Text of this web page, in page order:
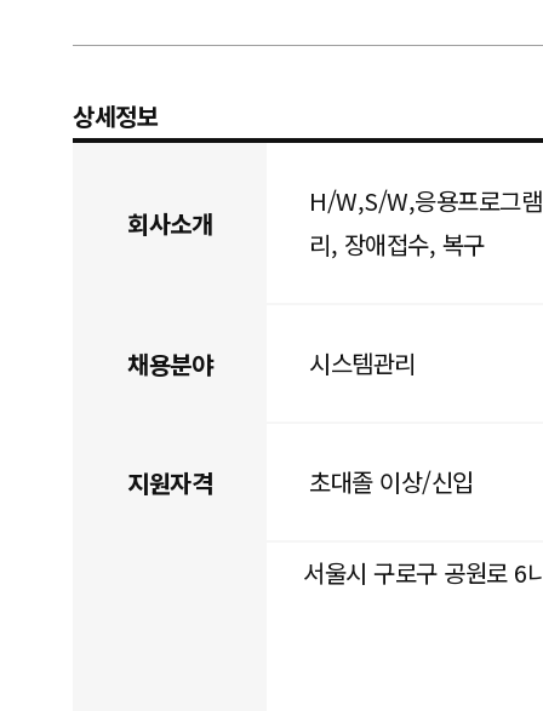
상세정보
회사소개
H/W,S/W,응용프로그
리, 장애접수, 복구
채용분야 시스템관리
지원자격 초대졸 이상/신입
서울시 구로구 공원로 6